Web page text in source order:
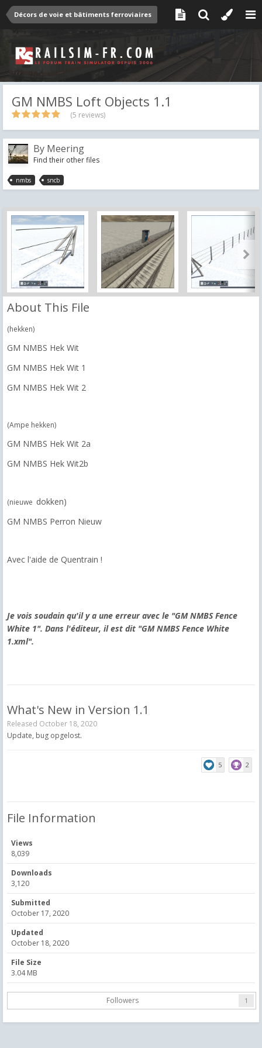
Décors de voie et bâtiments ferroviaires
GM NMBS Loft Objects 1.1
(5 reviews)
By Meering
Find their other files
nmbs sncb
About This File
(hekken)
GM NMBS Hek Wit
GM NMBS Hek Wit 1
GM NMBS Hek Wit 2
(Ampe hekken)
GM NMBS Hek Wit 2a
GM NMBS Hek Wit2b
(nieuwe dokken)
GM NMBS Perron Nieuw
Avec l'aide de Quentrain !
Je vois soudain qu'il y a une erreur avec le "GM NMBS Fence
White 1". Dans l'éditeur, il est dit "GM NMBS Fence White
1.xml".
What's New in Version 1.1
Released October 18, 2020
Update, bug opgelost.
5 2
File Information
Views
8,039
Downloads
3,120
Submitted
October 17, 2020
Updated
October 18, 2020
File Size
3.04 MB
Followers 1